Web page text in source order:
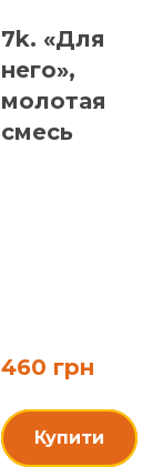
7k. «Для
него»,
молотая
смесь
460 грн
Купити